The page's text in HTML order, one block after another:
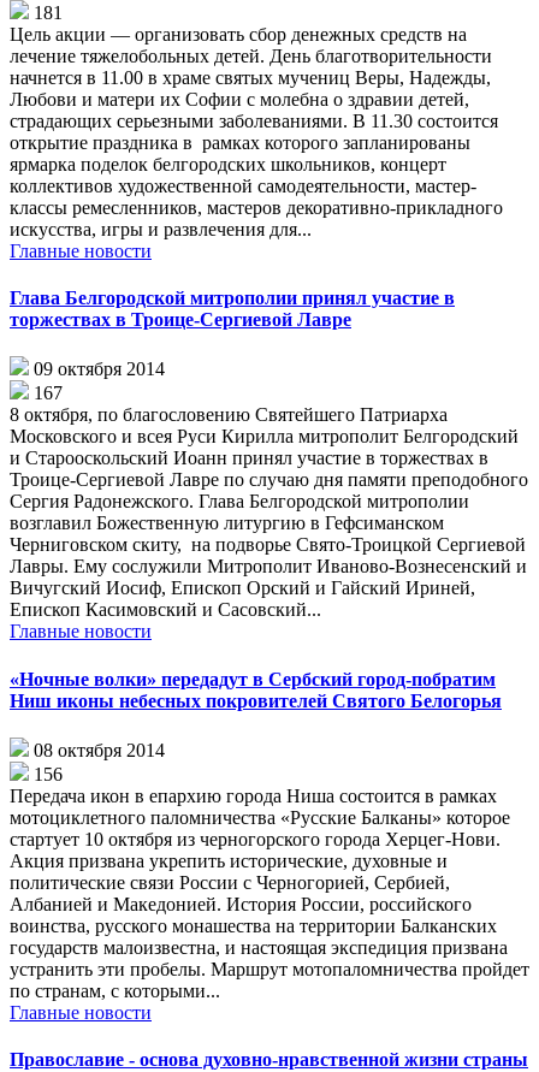
181
Цель акции — организовать сбор денежных средств на
лечение тяжелобольных детей. День благотворительности
начнется в 11.00 в храме святых мучениц Веры, Надежды,
Любови и матери их Софии с молебна о здравии детей,
страдающих серьезными заболеваниями. В 11.30 состоится
открытие праздника в рамках которого запланированы
ярмарка поделок белгородских школьников, концерт
коллективов художественной самодеятельности, мастер-
классы ремесленников, мастеров декоративно-прикладного
искусства, игры и развлечения для...
Главные новости
Глава Белгородской митрополии принял участие в
торжествах в Троице-Сергиевой Лавре
09 октября 2014
167
8 октября, по благословению Святейшего Патриарха
Московского и всея Руси Кирилла митрополит Белгородский
и Старооскольский Иоанн принял участие в торжествах в
Троице-Сергиевой Лавре по случаю дня памяти преподобного
Сергия Радонежского. Глава Белгородской митрополии
возглавил Божественную литургию в Гефсиманском
Черниговском скиту, на подворье Свято-Троицкой Сергиевой
Лавры. Ему сослужили Митрополит Иваново-Вознесенский и
Вичугский Иосиф, Епископ Орский и Гайский Ириней,
Епископ Касимовский и Сасовский...
Главные новости
«Ночные волки» передадут в Сербский город-побратим
Ниш иконы небесных покровителей Святого Белогорья
08 октября 2014
156
Передача икон в епархию города Ниша состоится в рамках
мотоциклетного паломничества «Русские Балканы» которое
стартует 10 октября из черногорского города Херцег-Нови.
Акция призвана укрепить исторические, духовные и
политические связи России с Черногорией, Сербией,
Албанией и Македонией. История России, российского
воинства, русского монашества на территории Балканских
государств малоизвестна, и настоящая экспедиция призвана
устранить эти пробелы. Маршрут мотопаломничества пройдет
по странам, с которыми...
Главные новости
Православие - основа духовно-нравственной жизни страны